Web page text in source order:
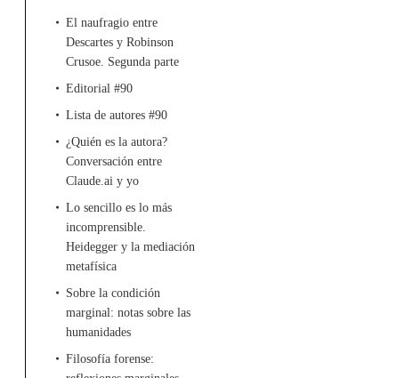
El naufragio entre
Descartes y Robinson
Crusoe. Segunda parte
Editorial #90
Lista de autores #90
¿Quién es la autora?
Conversación entre
Claude.ai y yo
Lo sencillo es lo más
incomprensible.
Heidegger y la mediación
metafísica
Sobre la condición
marginal: notas sobre las
humanidades
Filosofía forense: